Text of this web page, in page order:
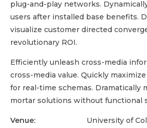
plug-and-play networks.
users after installed base benefits.
visualize customer directed
revolutionary ROI.
Efficiently unleash cross-media
cross-media value. Quickly
for real-time schemas. Dramatically
mortar solutions without functional
Venue:
University of